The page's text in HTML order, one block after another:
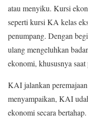
atau menyiku. Kursi
seperti kursi KA kelas
penumpang. Dengan
ulang mengeluhkan
ekonomi, khususnya
KAI jalankan
menyampaikan, KAI
ekonomi secara